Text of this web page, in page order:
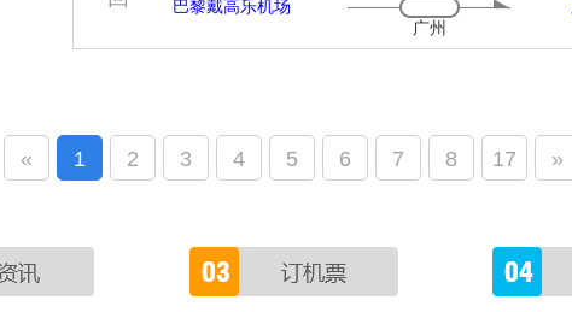
巴黎戴高乐机场
广州
« 1 2 3 4 5 6 7 8 17 »